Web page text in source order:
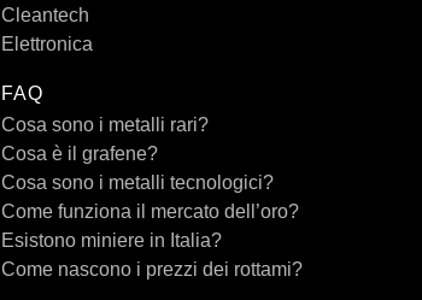
Cleantech
Elettronica
FAQ
Cosa sono i metalli rari?
Cosa è il grafene?
Cosa sono i metalli tecnologici?
Come funziona il mercato dell’oro?
Esistono miniere in Italia?
Come nascono i prezzi dei rottami?